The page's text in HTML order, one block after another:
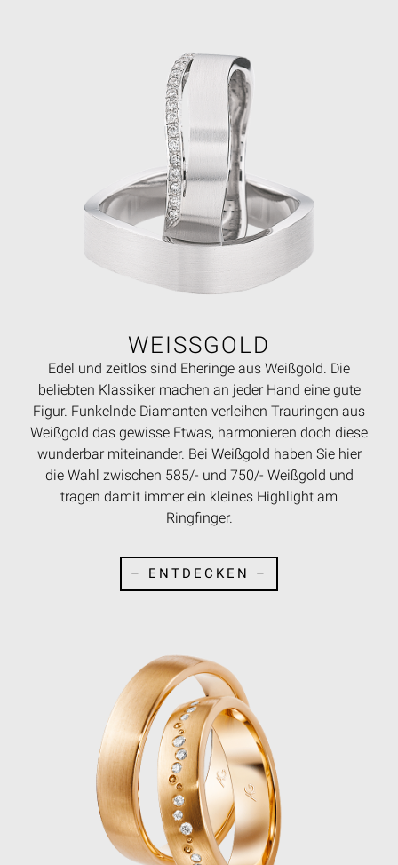
WEISSGOLD
Edel und zeitlos sind Eheringe aus Weißgold. Die
beliebten Klassiker machen an jeder Hand eine gute
Figur. Funkelnde Diamanten verleihen Trauringen aus
Weißgold das gewisse Etwas, harmonieren doch diese
wunderbar miteinander. Bei Weißgold haben Sie hier
die Wahl zwischen 585/- und 750/- Weißgold und
tragen damit immer ein kleines Highlight am
Ringfinger.
– ENTDECKEN –